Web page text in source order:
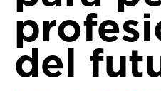
del